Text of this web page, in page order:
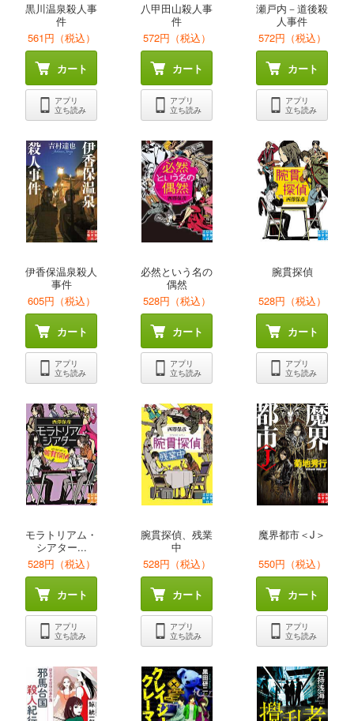
黒川温泉殺人事
件
561円（税込）
カート
アプリ
立ち読み
八甲田山殺人事
件
572円（税込）
カート
アプリ
立ち読み
瀬戸内－道後殺
人事件
572円（税込）
カート
アプリ
立ち読み
伊香保温泉殺人
事件
605円（税込）
カート
アプリ
立ち読み
必然という名の
偶然
528円（税込）
カート
アプリ
立ち読み
腕貫探偵
528円（税込）
カート
アプリ
立ち読み
モラトリアム・
シアター...
528円（税込）
カート
アプリ
立ち読み
腕貫探偵、残業
中
528円（税込）
カート
アプリ
立ち読み
魔界都市＜J＞
550円（税込）
カート
アプリ
立ち読み